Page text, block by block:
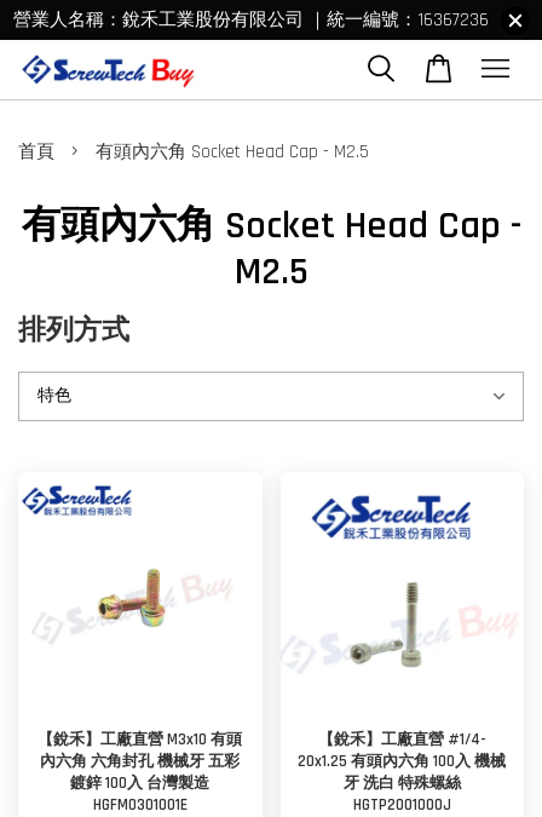
營業人名稱：銳禾工業股份有限公司 ｜統一編號：16367236
首頁 › 有頭內六角 Socket Head Cap - M2.5
有頭內六角 Socket Head Cap -
M2.5
排列方式
【銳禾】工廠直營 M3x10 有頭
內六角 六角封孔 機械牙 五彩
鍍鋅 100入 台灣製造
HGFM0301001E
【銳禾】工廠直營 #1/4-
20x1.25 有頭內六角 100入 機械
牙 洗白 特殊螺絲
HGTP2001000J